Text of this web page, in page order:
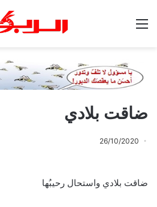
ضاقت بلادي
26/10/2020
ضاقت بلادي واستحال رحيبُها